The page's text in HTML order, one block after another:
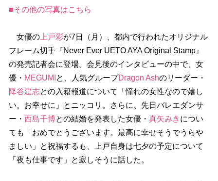
■その他の写真はこちら
女優の上戸彩が7日（月）、都内で行われたオリジナル
フレーム切手『Never Ever UETO AYA Original Stamp』
の発売記者会に登場。会見後のインタビューの中で、女
優・ MEGUMI と、人気グループDragon Ashのリーダー・
降谷建志との入籍報道について「憧れの女性なので嬉し
い。お幸せに」とニッコリ。さらに、先日バレエダンサ
ー・ 西島千博との結婚を発表した女優・ 真矢みき につい
ても「おめでとうございます。最高に幸せそうでうら
ましい」と祝福するも、上戸自身は七夕の予定について
「夜も仕事です」と寂しそうに話した。